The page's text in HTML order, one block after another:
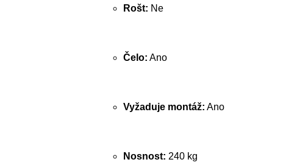
Rošt: Ne
Čelo: Ano
Vyžaduje montáž: Ano
Nosnost: 240 kg